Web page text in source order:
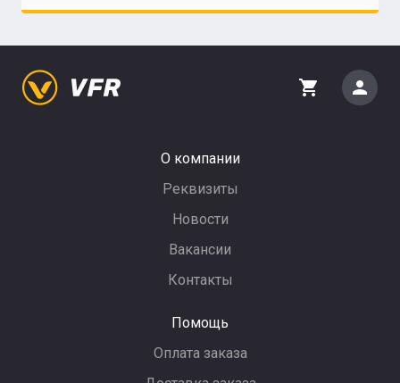
О компании
Реквизиты
Новости
Вакансии
Контакты
Помощь
Оплата заказа
shopping_cart person